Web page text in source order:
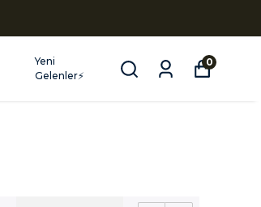
Yeni
Gelenler⚡
0